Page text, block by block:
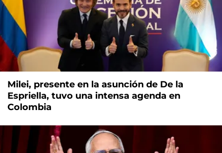
Milei, presente en la asunción de De la
Espriella, tuvo una intensa agenda en
Colombia